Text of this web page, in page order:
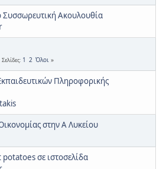
Ακουλουθία
Σελίδες 1 2 Όλοι
Πληροφορικής
στην Α Λυκείου
σε ιστοσελίδα